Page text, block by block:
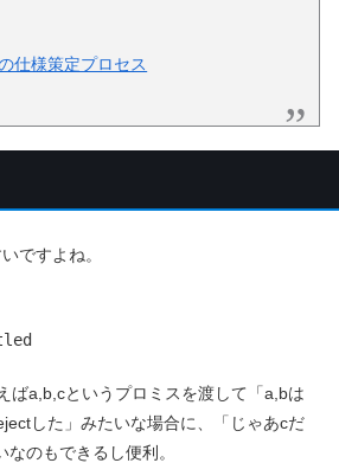
仕様策定プロセス
ですよね。
ばa,b,cというプロミスを渡して「a,bは
した」みたいな場合に、「じゃあcだ
のもできるし便利。